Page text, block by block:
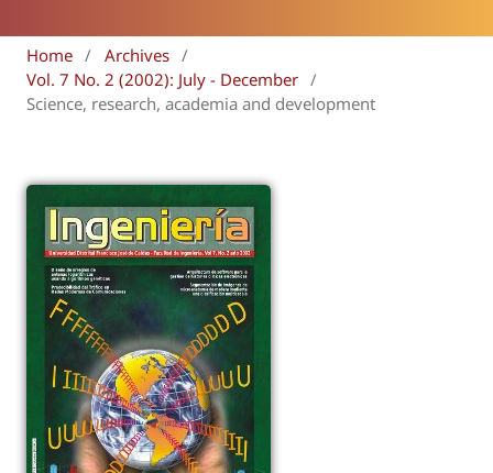
Home / Archives /
Vol. 7 No. 2 (2002): July - December /
Science, research, academia and development